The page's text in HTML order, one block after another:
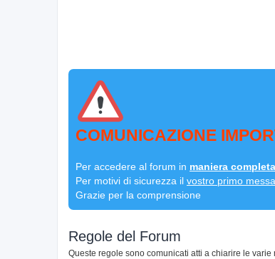
COMUNICAZIONE
Per accedere al forum in maniera completa
Per motivi di sicurezza il vostro primo
Grazie per la comprensione
Regole del Forum
Queste regole sono comunicati atti a chiarire le